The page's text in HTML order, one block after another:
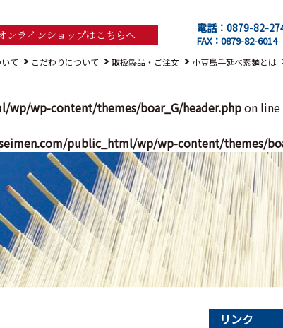
ンラインショップはこちらへ 電話：0879-82-
FAX：0879-82-6014
て こだわりについて 取扱製品・ご注文 小豆島手延べ素麺とは
wp-content/themes/boar_G/header.phpon line
public_html/wp/wp-content/themes/
リンク